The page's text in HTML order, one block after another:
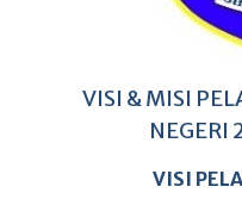
VISI & MISI
NEGERI
VISI